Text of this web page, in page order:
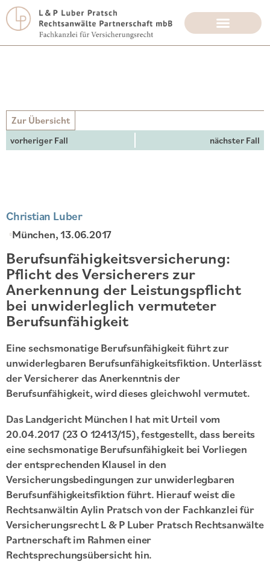
Zur Übersicht
vorheriger Fall nächster Fall
Christian Luber
München, 13.06.2017
Berufsunfähigkeitsversicherung:
Pflicht des Versicherers zur
Anerkennung der Leistungspflicht
bei unwiderleglich vermuteter
Berufsunfähigkeit
Eine sechsmonatige Berufsunfähigkeit führt zur
unwiderlegbaren Berufsunfähigkeitsfiktion. Unterlässt
der Versicherer das Anerkenntnis der
Berufsunfähigkeit, wird dieses gleichwohl vermutet.
Das Landgericht München I hat mit Urteil vom
20.04.2017 (23 O 12413/15), festgestellt, dass bereits
eine sechsmonatige Berufsunfähigkeit bei Vorliegen
der entsprechenden Klausel in den
Versicherungsbedingungen zur unwiderlegbaren
Berufsunfähigkeitsfiktion führt. Hierauf weist die
Rechtsanwältin Aylin Pratsch von der Fachkanzlei für
Versicherungsrecht L & P Luber Pratsch Rechtsanwälte
Partnerschaft im Rahmen einer
Rechtsprechungsübersicht hin.